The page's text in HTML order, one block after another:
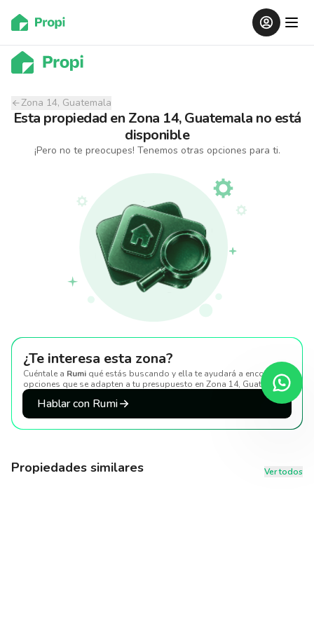
Zona 14, Guatemala
Esta propiedad en Zona 14, Guatemala no está
disponible
¡Pero no te preocupes! Tenemos otras opciones para ti.
¿Te interesa esta zona?
Cuéntale a Rumi qué estás buscando y ella te ayudará a encontrar
opciones que se adapten a tu presupuesto en Zona 14, Guatemala.
Hablar con Rumi
Propiedades similares Ver todos